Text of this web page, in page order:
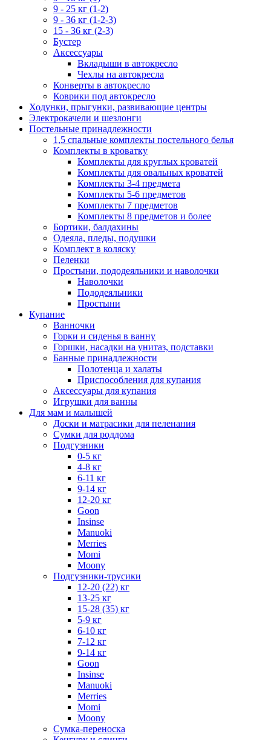
9 - 25 кг (1-2)
9 - 36 кг (1-2-3)
15 - 36 кг (2-3)
Бустер
Аксессуары
Вкладыши в автокресло
Чехлы на автокресла
Конверты в автокресло
Коврики под автокресло
Ходунки, прыгунки, развивающие центры
Электрокачели и шезлонги
Постельные принадлежности
1,5 спальные комплекты постельного белья
Комплекты в кроватку
Комплекты для круглых кроватей
Комплекты для овальных кроватей
Комплекты 3-4 предмета
Комплекты 5-6 предметов
Комплекты 7 предметов
Комплекты 8 предметов и более
Бортики, балдахины
Одеяла, пледы, подушки
Комплект в коляску
Пеленки
Простыни, пододеяльники и наволочки
Наволочки
Пододеяльники
Простыни
Купание
Ванночки
Горки и сиденья в ванну
Горшки, насадки на унитаз, подставки
Банные принадлежности
Полотенца и халаты
Приспособления для купания
Аксессуары для купания
Игрушки для ванны
Для мам и малышей
Доски и матрасики для пеленания
Сумки для роддома
Подгузники
0-5 кг
4-8 кг
6-11 кг
9-14 кг
12-20 кг
Goon
Insinse
Manuoki
Merries
Momi
Moony
Подгузники-трусики
12-20 (22) кг
13-25 кг
15-28 (35) кг
5-9 кг
6-10 кг
7-12 кг
9-14 кг
Goon
Insinse
Manuoki
Merries
Momi
Moony
Сумка-переноска